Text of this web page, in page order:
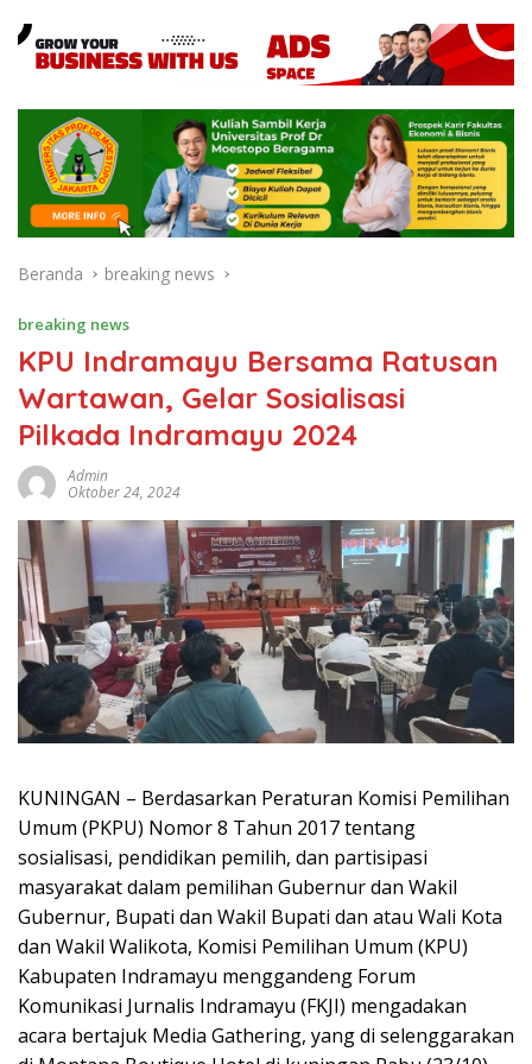
Beranda breaking news
breaking news
KPU Indramayu Bersama Ratusan
Wartawan, Gelar Sosialisasi
Pilkada Indramayu 2024
Admin
Oktober 24, 2024
KUNINGAN – Berdasarkan Peraturan Komisi Pemilihan
Umum (PKPU) Nomor 8 Tahun 2017 tentang
sosialisasi, pendidikan pemilih, dan partisipasi
masyarakat dalam pemilihan Gubernur dan Wakil
Gubernur, Bupati dan Wakil Bupati dan atau Wali Kota
dan Wakil Walikota, Komisi Pemilihan Umum (KPU)
Kabupaten Indramayu menggandeng Forum
Komunikasi Jurnalis Indramayu (FKJI) mengadakan
acara bertajuk Media Gathering, yang di selenggarakan